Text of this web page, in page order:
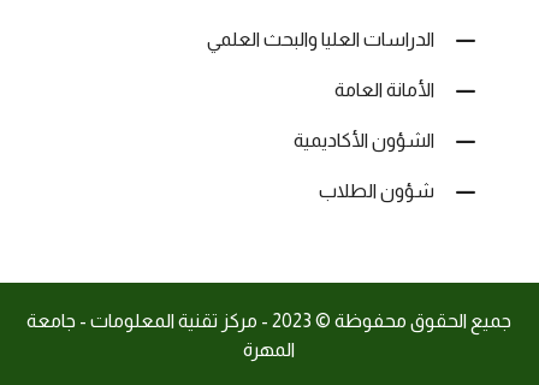
الدراسات العليا والبحث العلمي
الأمانة العامة
الشؤون الأكاديمية
شؤون الطلاب
جميع الحقوق محفوظة © 2023 - مركز تقنية المعلومات - جامعة
المهرة